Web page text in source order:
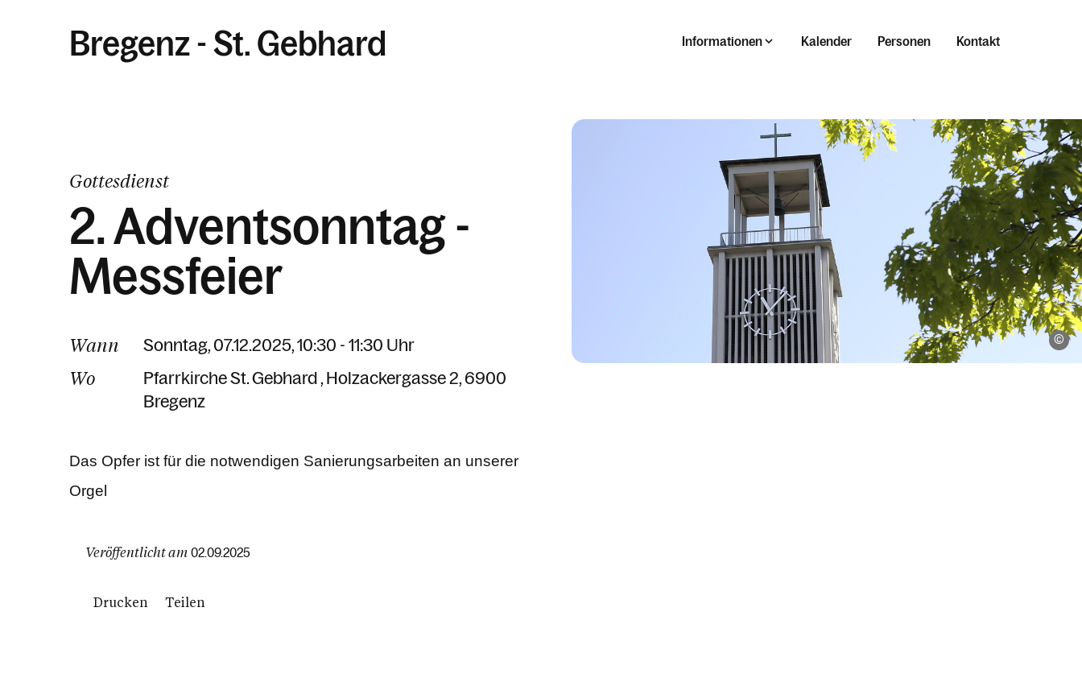
Bregenz - St. Gebhard Informationen Kalender Personen Kontakt
Gottesdienst
2. Adventsonntag -
Messfeier
Wann Sonntag, 07.12.2025, 10:30 - 11:30 Uhr
Wo Pfarrkirche St. Gebhard Holzackergasse 2 6900
Bregenz
Das Opfer ist für die notwendigen Sanierungsarbeiten an unserer
Orgel
Veröffentlicht am 02.09.2025
Drucken Teilen